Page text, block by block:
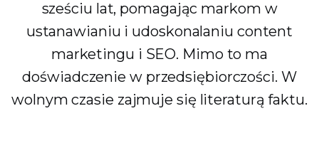
sześciu lat, pomagając markom w
ustanawianiu i udoskonalaniu content
marketingu i SEO. Mimo to ma
doświadczenie w przedsiębiorczości. W
wolnym czasie zajmuje się literaturą faktu.